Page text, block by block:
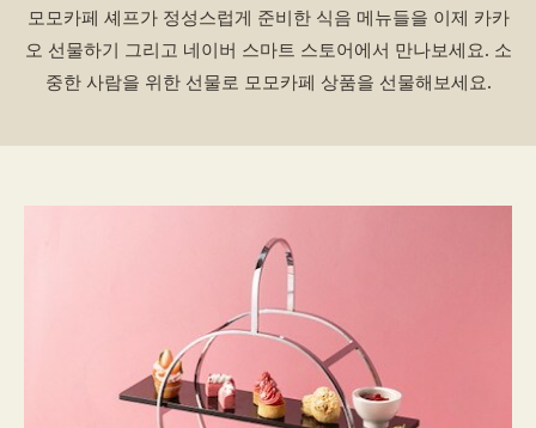
모모카페 셰프가 정성스럽게 준비한 식음 메뉴들을 이제 카카
오 선물하기 그리고 네이버 스마트 스토어에서 만나보세요. 소
중한 사람을 위한 선물로 모모카페 상품을 선물해보세요.